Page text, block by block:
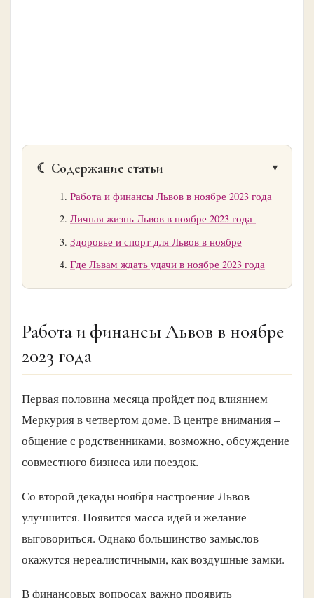
☾ Содержание статьи
Работа и финансы Львов в ноябре 2023 года
Личная жизнь Львов в ноябре 2023 года
Здоровье и спорт для Львов в ноябре
Где Львам ждать удачи в ноябре 2023 года
Работа и финансы Львов в ноябре
2023 года
Первая половина месяца пройдет под влиянием
Меркурия в четвертом доме. В центре внимания –
общение с родственниками, возможно, обсуждение
совместного бизнеса или поездок.
Со второй декады ноября настроение Львов
улучшится. Появится масса идей и желание
выговориться. Однако большинство замыслов
окажутся нереалистичными, как воздушные замки.
В финансовых вопросах важно проявить